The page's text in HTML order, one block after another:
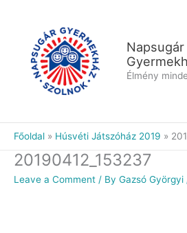
Napsugár
Élmény
Főoldal Húsvéti Játszóház 2019
20190412_153237
Leave a Comment / By Gazsó Györgyi